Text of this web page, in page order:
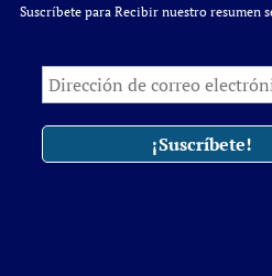
Suscríbete para Recibir nuestro resumen